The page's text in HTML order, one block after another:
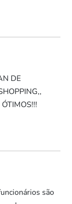
DE
são